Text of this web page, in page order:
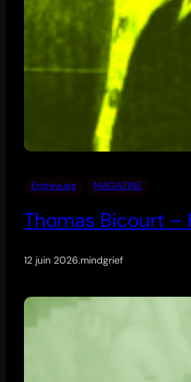
Entrevues MAGAZINE
Thomas Bicourt –
12 juin 2026.mindgrief